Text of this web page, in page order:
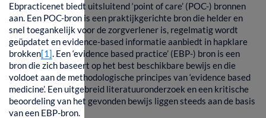
Ebpracticenet biedt uitsluitend ‘point of care’ (POC-) bronnen
aan. Een POC-bron is een praktijkgerichte bron die helder en
snel toegankelijk voor de zorgverlener is, regelmatig wordt
geüpdatet en evidence-based informatie aanbiedt in hapklare
brokken[1]. Een ‘evidence based practice’ (EBP-) bron is een
bron die zich baseert op het best beschikbare bewijs en die
voldoet aan de methodologische principes van ‘evidence based
medicine’. Een uitgebreid literatuuronderzoek en een kritische
beoordeling van het gevonden bewijs liggen steeds aan de basis
van een EBP-bron.